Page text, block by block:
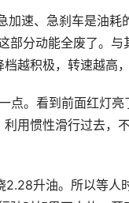
加速、急刹车是油耗
部分动能全废了。与
越积极，转速越高
点。看到前面红灯亮
用惯性滑行过去，
升油。所以等人